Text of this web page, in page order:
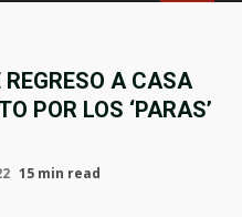
A CASA
POR LOS ‘PARAS’
15 min read